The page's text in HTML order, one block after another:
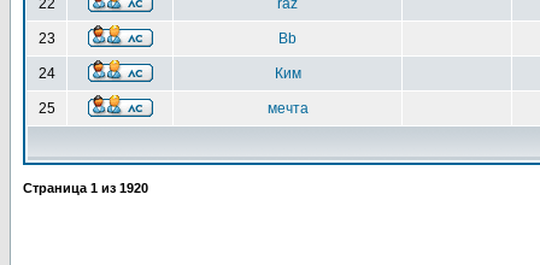
22 raz
23 Bb
24 Ким
25 мечта
Страница 1 из 1920